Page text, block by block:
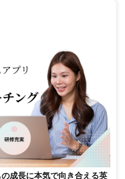
の成長に本気で向き合える英